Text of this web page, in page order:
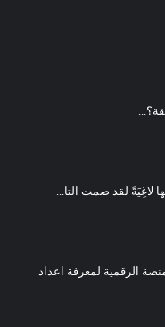
الرقمية لمعرفة اعداد